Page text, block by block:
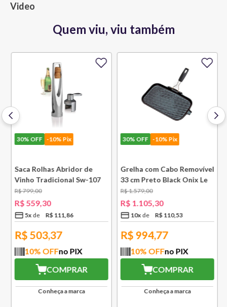
Video
Quem viu, viu também
30%OFF -10% Pix
Saca Rolhas Abridor de
Vinho Tradicional Sw-107
Ply Le Creuset
R$799,00
R$ 559,30
5x R$ 111,86
R$ 503,37
10% OFFno PIX
COMPRAR
Conheça a marca
30%OFF -10% Pix
Grelha com Cabo Removível
33 cm Preto Black Onix Le
Creuset
R$1.579,00
R$ 1.105,30
10x R$ 110,53
R$ 994,77
10% OFFno PIX
COMPRAR
Conheça a marca